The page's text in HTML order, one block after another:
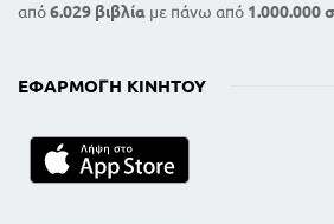
από6.029 βιβλία με πάνω από 1.000.000
ΕΦΑΡΜΟΓΉ ΚΙΝΗΤΟΎ